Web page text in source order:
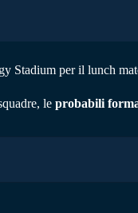
Stadium per il lunch
le probabili